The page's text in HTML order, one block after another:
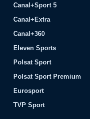
Canal+Sport 5
Canal+Extra
Canal+360
Eleven Sports
Polsat Sport
Polsat Sport Premium
Eurosport
TVP Sport